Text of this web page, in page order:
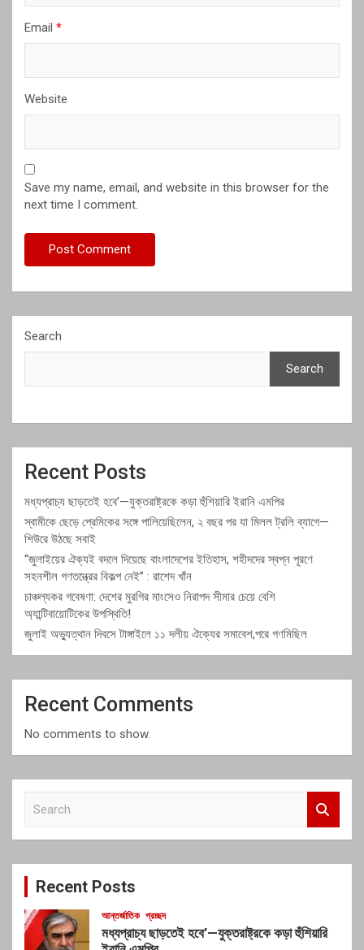
Email *
Website
Save my name, email, and website in this browser for the
next time I comment.
Search
Search
Recent Posts
মধ্যপ্রাচ্য ছাড়তেই হবে’—যুক্তরাষ্ট্রকে কড়া হুঁশিয়ারি ইরানি এমপির
স্বামীকে ছেড়ে প্রেমিকের সঙ্গে পালিয়েছিলেন, ২ বছর পর যা মিলল ট্রলি ব্যাগে—
শিউরে উঠছে সবাই
“জুলাইয়ের ঐক্যই বদলে দিয়েছে বাংলাদেশের ইতিহাস, শহীদদের স্বপ্ন পূরণে
সহনশীল গণতন্ত্রের বিকল্প নেই” : রাশেদ খাঁন
চাঞ্চল্যকর গবেষণা: দেশের মুরগির মাংসেও নিরাপদ সীমার চেয়ে বেশি
অ্যান্টিবায়োটিকের উপস্থিতি!
জুলাই অভ্যুত্থান দিবসে টাঙ্গাইলে ১১ দলীয় ঐক্যের সমাবেশ,পরে গণমিছিল
Recent Comments
No comments to show.
c
Recent Posts
আন্তর্জাতিক প্রচ্ছদ
মধ্যপ্রাচ্য ছাড়তেই হবে’—যুক্তরাষ্ট্রকে কড়া হুঁশিয়ারি